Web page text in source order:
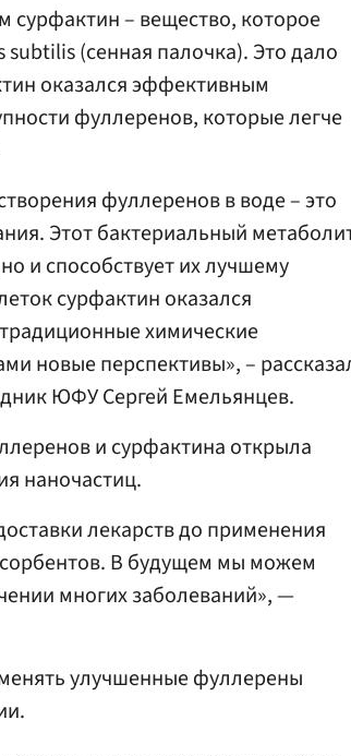
– вещество, которое
(сенная палочка). Это дало
оказался эффективным
фуллеренов, которые легче
фуллеренов в воде – это
Этот бактериальный
и способствует их лучшему
сурфактин оказался
химические
новые перспективы», –
ЮФУ Сергей Емельянцев.
и сурфактина открыла
наночастиц.
лекарств до применения
В будущем мы можем
многих заболеваний», —
улучшенные фуллерены